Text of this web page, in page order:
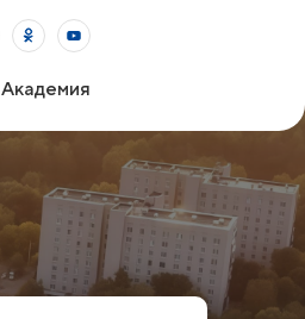
Академия